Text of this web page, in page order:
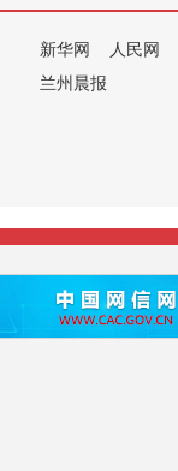
新华网 人民网
兰州晨报